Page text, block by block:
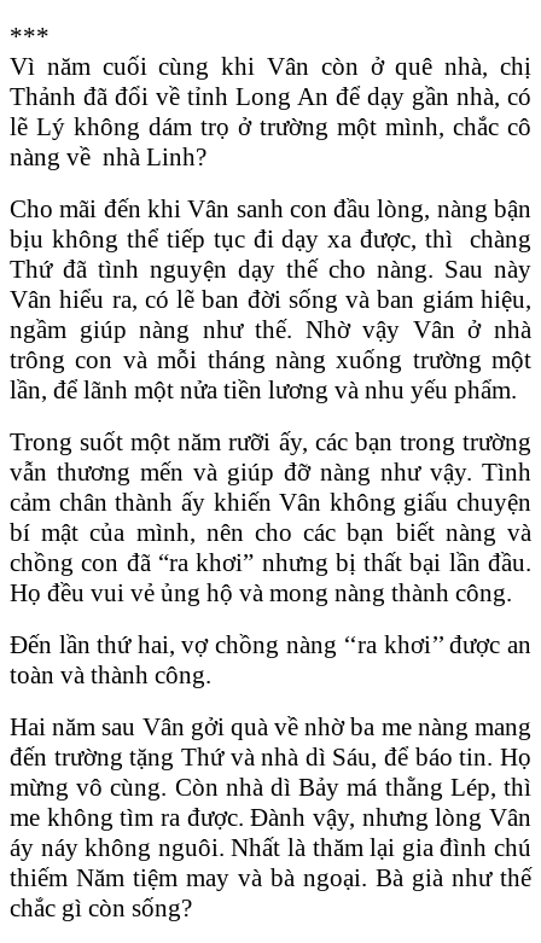
***
Vì năm cuối cùng khi Vân còn ở quê nhà, chị
Thảnh đã đổi về tỉnh Long An để dạy gần nhà, có
lẽ Lý không dám trọ ở trường một mình, chắc cô
nàng về nhà Linh?
Cho mãi đến khi Vân sanh con đầu lòng, nàng bận
bịu không thể tiếp tục đi dạy xa được, thì chàng
Thứ đã tình nguyện dạy thế cho nàng. Sau này
Vân hiểu ra, có lẽ ban đời sống và ban giám hiệu,
ngầm giúp nàng như thế. Nhờ vậy Vân ở nhà
trông con và mỗi tháng nàng xuống trường một
lần, để lãnh một nửa tiền lương và nhu yếu phẩm.
Trong suốt một năm rưỡi ấy, các bạn trong trường
vẫn thương mến và giúp đỡ nàng như vậy. Tình
cảm chân thành ấy khiến Vân không giấu chuyện
bí mật của mình, nên cho các bạn biết nàng và
chồng con đã “ra khơi” nhưng bị thất bại lần đầu.
Họ đều vui vẻ ủng hộ và mong nàng thành công.
Đến lần thứ hai, vợ chồng nàng ‘‘ra khơi’’ được an
toàn và thành công.
Hai năm sau Vân gởi quà về nhờ ba me nàng mang
đến trường tặng Thứ và nhà dì Sáu, để báo tin. Họ
mừng vô cùng. Còn nhà dì Bảy má thằng Lép, thì
me không tìm ra được. Đành vậy, nhưng lòng Vân
áy náy không nguôi. Nhất là thăm lại gia đình chú
thiếm Năm tiệm may và bà ngoại. Bà già như thế
chắc gì còn sống?